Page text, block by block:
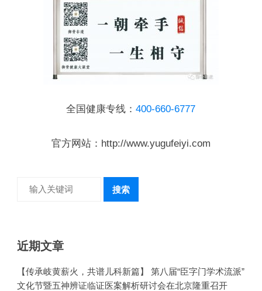
全国健康专线：400-660-6777
官方网站：http://www.yugufeiyi.com
搜索
近期文章
【传承岐黄薪火，共谱儿科新篇】 第八届“臣字门学术流派”
文化节暨五神辨证临证医案解析研讨会在北京隆重召开